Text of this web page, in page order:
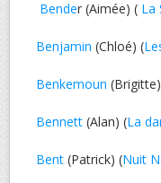
Bender (Aimée) ( La
Benjamin (Chloé) (
Benkemoun
Bennett (Alan) (La
Bent (Patrick) (Nuit